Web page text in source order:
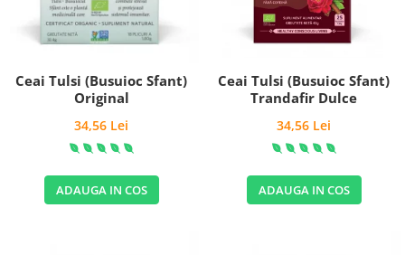
Ceai Tulsi (Busuioc Sfant)
Original
34,56 Lei
ADAUGA IN COS
Ceai Tulsi (Busuioc Sfant)
Trandafir Dulce
34,56 Lei
ADAUGA IN COS